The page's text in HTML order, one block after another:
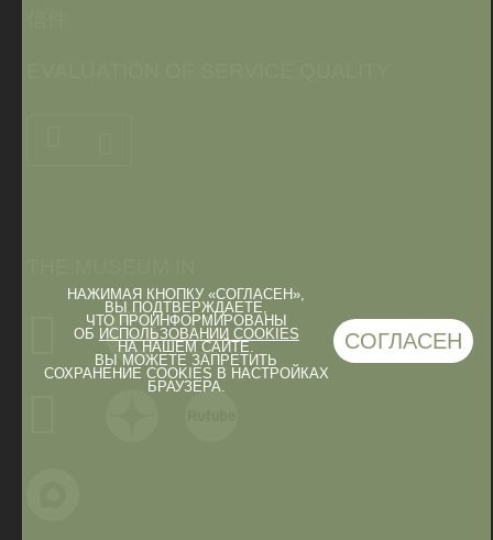
НАЖИМАЯ КНОПКУ «СОГЛАСЕН»,
ВЫ ПОДТВЕРЖДАЕТЕ,
ЧТО ПРОИНФОРМИРОВАНЫ
ОБ ИСПОЛЬЗОВАНИИ COOKIES
НА НАШЕМ САЙТЕ.
ВЫ МОЖЕТЕ ЗАПРЕТИТЬ
СОХРАНЕНИЕ COOKIES В НАСТРОЙКАХ
БРАУЗЕРА.
СОГЛАСЕН